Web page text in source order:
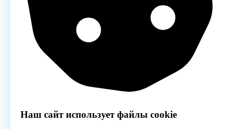
Наш сайт использует файлы cookie